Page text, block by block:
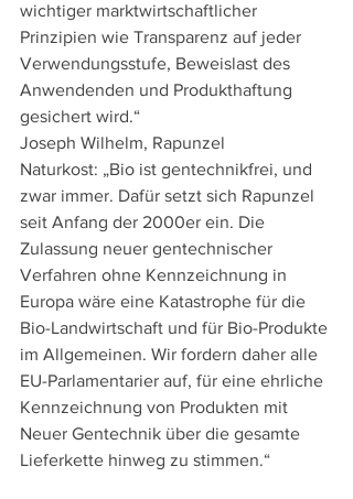
wichtiger marktwirtschaftlicher
Prinzipien wie Transparenz auf jeder
Verwendungsstufe, Beweislast des
Anwendenden und Produkthaftung
gesichert wird.“
Joseph Wilhelm, Rapunzel
Naturkost: „Bio ist gentechnikfrei, und
zwar immer. Dafür setzt sich Rapunzel
seit Anfang der 2000er ein. Die
Zulassung neuer gentechnischer
Verfahren ohne Kennzeichnung in
Europa wäre eine Katastrophe für die
Bio-Landwirtschaft und für Bio-Produkte
im Allgemeinen. Wir fordern daher alle
EU-Parlamentarier auf, für eine ehrliche
Kennzeichnung von Produkten mit
Neuer Gentechnik über die gesamte
Lieferkette hinweg zu stimmen.“